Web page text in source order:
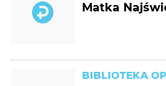
Matka
BIBLIOTEKA